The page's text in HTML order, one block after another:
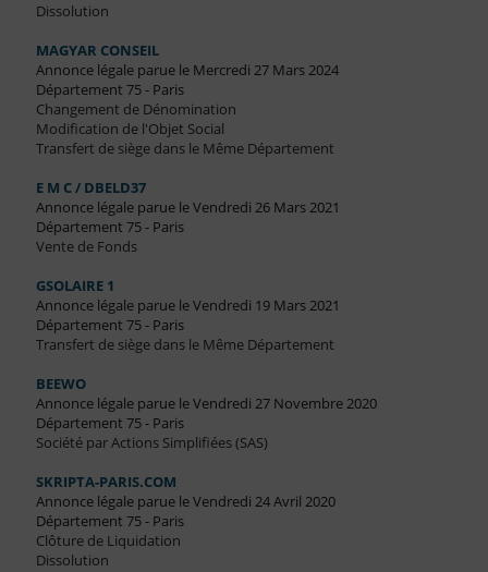
Dissolution
MAGYAR CONSEIL
Annonce légale parue le Mercredi 27 Mars 2024
Département 75 - Paris
Changement de Dénomination
Modification de l'Objet Social
Transfert de siège dans le Même Département
E M C / DBELD37
Annonce légale parue le Vendredi 26 Mars 2021
Département 75 - Paris
Vente de Fonds
GSOLAIRE 1
Annonce légale parue le Vendredi 19 Mars 2021
Département 75 - Paris
Transfert de siège dans le Même Département
BEEWO
Annonce légale parue le Vendredi 27 Novembre 2020
Département 75 - Paris
Société par Actions Simplifiées (SAS)
SKRIPTA-PARIS.COM
Annonce légale parue le Vendredi 24 Avril 2020
Département 75 - Paris
Clôture de Liquidation
Dissolution